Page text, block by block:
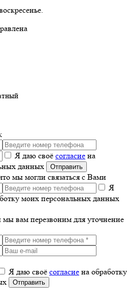
Я даю своё согласие на
данных
мы могли связаться с Вами
Я
моих персональных данных
мы вам перезвоним для уточнение
Я даю своё согласие на обработку